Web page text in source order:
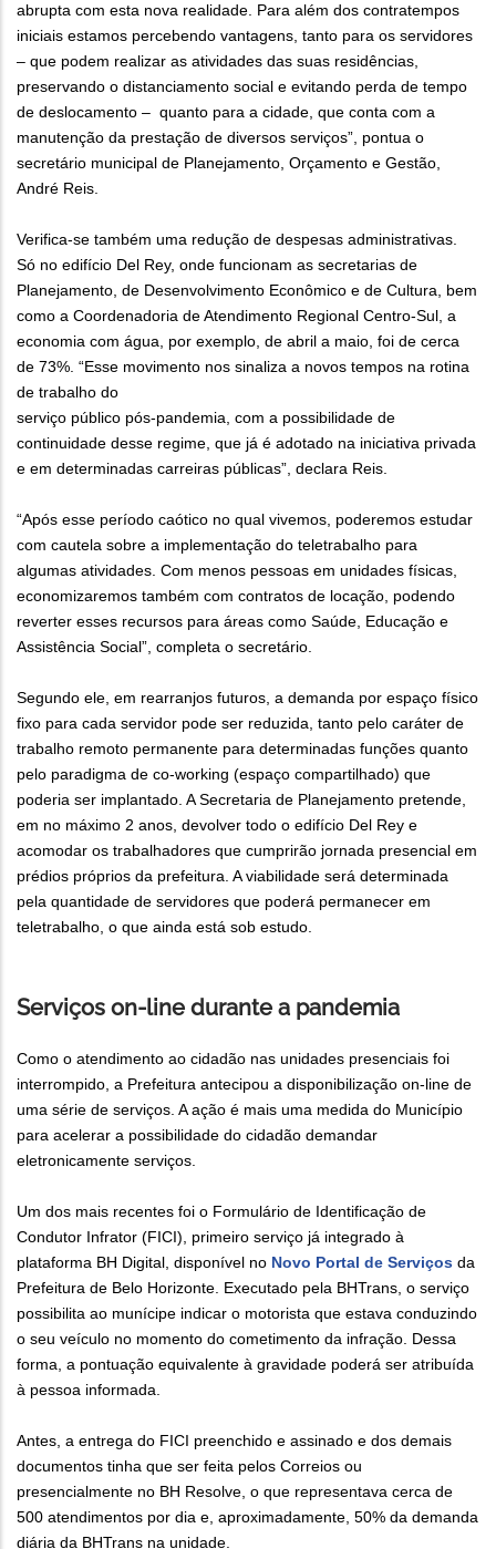
abrupta com esta nova realidade. Para além dos contratempos
iniciais estamos percebendo vantagens, tanto para os servidores
– que podem realizar as atividades das suas residências,
preservando o distanciamento social e evitando perda de tempo
de deslocamento – quanto para a cidade, que conta com a
manutenção da prestação de diversos serviços”, pontua o
secretário municipal de Planejamento, Orçamento e Gestão,
André Reis.
Verifica-se também uma redução de despesas administrativas.
Só no edifício Del Rey, onde funcionam as secretarias de
Planejamento, de Desenvolvimento Econômico e de Cultura, bem
como a Coordenadoria de Atendimento Regional Centro-Sul, a
economia com água, por exemplo, de abril a maio, foi de cerca
de 73%. “Esse movimento nos sinaliza a novos tempos na rotina
de trabalho do
serviço público pós-pandemia, com a possibilidade de
continuidade desse regime, que já é adotado na iniciativa privada
e em determinadas carreiras públicas”, declara Reis.
“Após esse período caótico no qual vivemos, poderemos estudar
com cautela sobre a implementação do teletrabalho para
algumas atividades. Com menos pessoas em unidades físicas,
economizaremos também com contratos de locação, podendo
reverter esses recursos para áreas como Saúde, Educação e
Assistência Social”, completa o secretário.
Segundo ele, em rearranjos futuros, a demanda por espaço físico
fixo para cada servidor pode ser reduzida, tanto pelo caráter de
trabalho remoto permanente para determinadas funções quanto
pelo paradigma de co-working (espaço compartilhado) que
poderia ser implantado. A Secretaria de Planejamento pretende,
em no máximo 2 anos, devolver todo o edifício Del Rey e
acomodar os trabalhadores que cumprirão jornada presencial em
prédios próprios da prefeitura. A viabilidade será determinada
pela quantidade de servidores que poderá permanecer em
teletrabalho, o que ainda está sob estudo.
Serviços on-line durante a pandemia
Como o atendimento ao cidadão nas unidades presenciais foi
interrompido, a Prefeitura antecipou a disponibilização on-line de
uma série de serviços. A ação é mais uma medida do Município
para acelerar a possibilidade do cidadão demandar
eletronicamente serviços.
Um dos mais recentes foi o Formulário de Identificação de
Condutor Infrator (FICI), primeiro serviço já integrado à
plataforma BH Digital, disponível no Novo Portal de Serviços da
Prefeitura de Belo Horizonte. Executado pela BHTrans, o serviço
possibilita ao munícipe indicar o motorista que estava conduzindo
o seu veículo no momento do cometimento da infração. Dessa
forma, a pontuação equivalente à gravidade poderá ser atribuída
à pessoa informada.
Antes, a entrega do FICI preenchido e assinado e dos demais
documentos tinha que ser feita pelos Correios ou
presencialmente no BH Resolve, o que representava cerca de
500 atendimentos por dia e, aproximadamente, 50% da demanda
diária da BHTrans na unidade.